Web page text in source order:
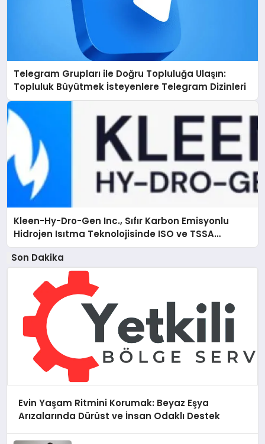
Telegram Grupları ile Doğru Topluluğa Ulaşın:
Topluluk Büyütmek İsteyenlere Telegram Dizinleri
Kleen-Hy-Dro-Gen Inc., Sıfır Karbon Emisyonlu
Hidrojen Isıtma Teknolojisinde ISO ve TSSA
Düzenleyici Onaylarını Aldı
Son Dakika
Evin Yaşam Ritmini Korumak: Beyaz Eşya
Arızalarında Dürüst ve İnsan Odaklı Destek